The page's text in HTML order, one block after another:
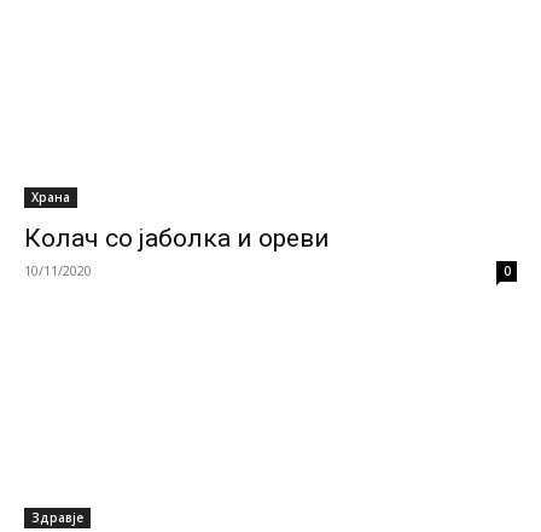
Храна
Колач со јаболка и ореви
10/11/2020 0
Здравје